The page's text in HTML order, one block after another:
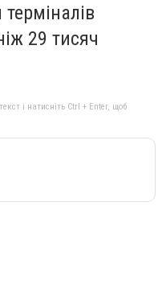
29 тисяч
і натисніть Ctrl + Enter, щоб